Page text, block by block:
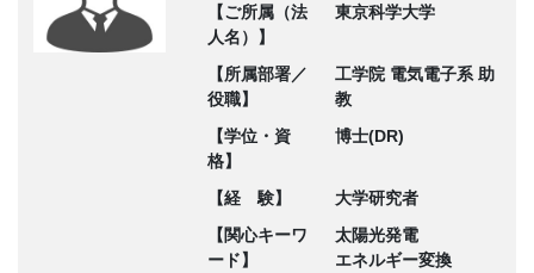
【ご所属（法
人名）】
東京科学大学
【所属部署／
役職】
工学院 電気電子系 助
教
【学位・資
格】
博士(DR)
【経 験】
大学研究者
【関心キーワ
ード】
太陽光発電
エネルギー変換